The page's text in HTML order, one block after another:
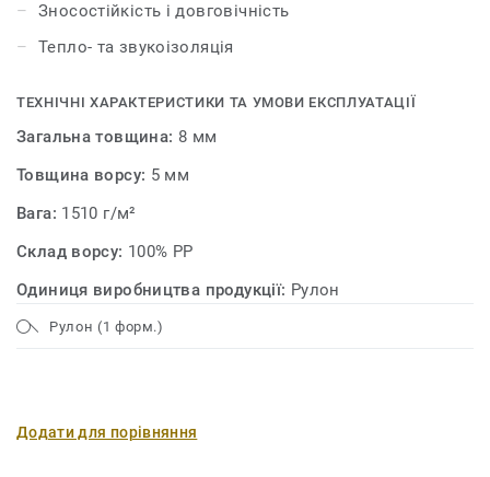
Зносостійкість і довговічність
Тепло- та звукоізоляція
ТЕХНІЧНІ ХАРАКТЕРИСТИКИ ТА УМОВИ ЕКСПЛУАТАЦІЇ
Загальна товщина: 8 мм
Товщина ворсу: 5 мм
Вага: 1510 г/м²
Склад ворсу: 100% PP
Одиниця виробництва продукції: Рулон
Рулон (1 форм.)
Додати для порівняння